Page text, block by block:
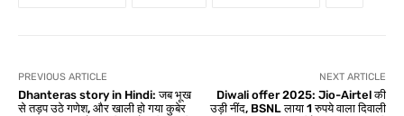
PREVIOUS ARTICLE
Dhanteras story in Hindi: जब भूख
से तड़प उठे गणेश, और खाली हो गया कुबेर
NEXT ARTICLE
Diwali offer 2025: Jio-Airtel की
उड़ी नींद, BSNL लाया 1 रुपये वाला दिवाली